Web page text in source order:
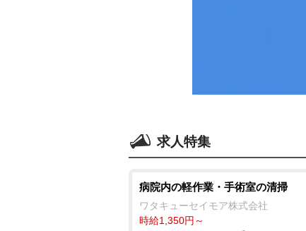
求人特集
病院内の軽作業・手術室の清掃
ワタキューセイモア株式会社
時給1,350円～